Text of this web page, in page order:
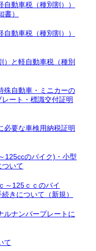
動車税（種別割））
）
動車税（種別割））
と軽自動車税（種別
自動車・ミニカーの
ート・標識交付証明
要な車検用納税証明
のバイク)・小型
いて
～125ｃｃのバイ
きについて（新規）
ナンバープレートに
て